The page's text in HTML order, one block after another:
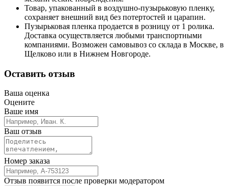
Товар, упакованный в воздушно-пузырьковую пленку,
сохраняет внешний вид без потертостей и царапин.
Пузырьковая пленка продается в розницу от 1 ролика.
Доставка осуществляется любыми транспортными
компаниями. Возможен самовывоз со склада в Москве, в
Щелково или в Нижнем Новгороде.
Оставить отзыв
Ваша оценка
Оцените
Ваше имя
Ваш отзыв
Номер заказа
Отзыв появится после проверки модератором